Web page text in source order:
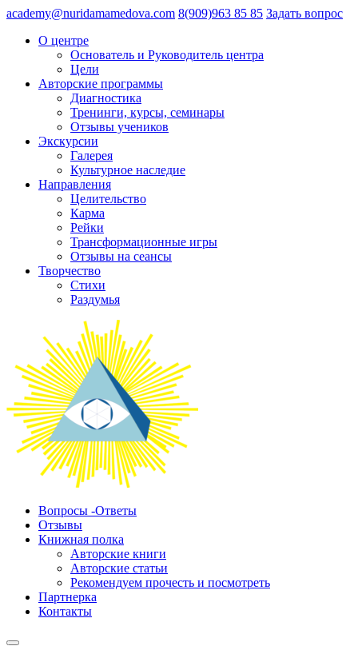
academy@nuridamamedova.com 8(909)963 85 85 Задать вопрос
О центре
Основатель и Руководитель центра
Цели
Авторские программы
Диагностика
Тренинги, курсы, семинары
Отзывы учеников
Экскурсии
Галерея
Культурное наследие
Направления
Целительство
Карма
Рейки
Трансформационные игры
Отзывы на сеансы
Творчество
Стихи
Раздумья
Вопросы -Ответы
Отзывы
Книжная полка
Авторские книги
Авторские статьи
Рекомендуем прочесть и посмотреть
Партнерка
Контакты